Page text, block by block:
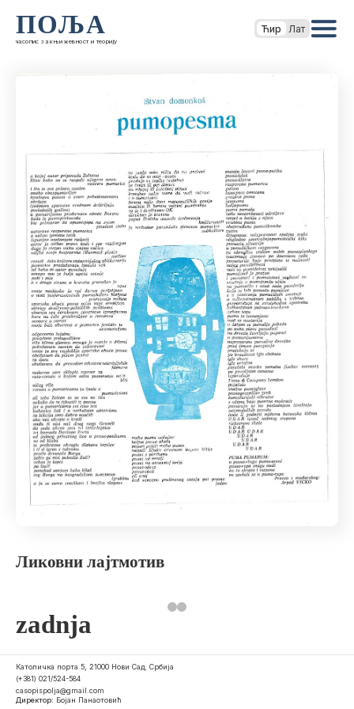
ПОЉА
часопис за књижевност и теорију
Ћир Лат
Ликовни лајтмотив
zadnja
Католичка порта 5, 21000 Нови Сад, Србија
(+381) 021/524-584
casopispolja@gmail.com
Директор: Бојан Панаотовић